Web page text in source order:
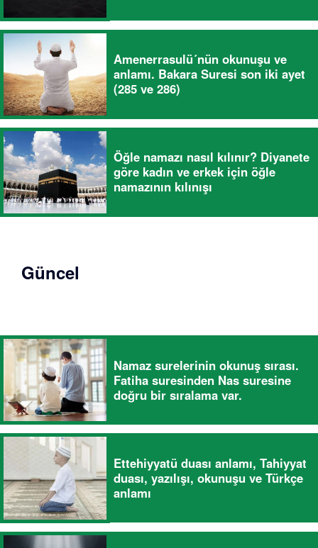
Amenerrasulü´nün okunuşu ve
anlamı. Bakara Suresi son iki ayet
(285 ve 286)
Öğle namazı nasıl kılınır? Diyanete
göre kadın ve erkek için öğle
namazının kılınışı
Güncel
Namaz surelerinin okunuş sırası.
Fatiha suresinden Nas suresine
doğru bir sıralama var.
Ettehiyyatü duası anlamı, Tahiyyat
duası, yazılışı, okunuşu ve Türkçe
anlamı